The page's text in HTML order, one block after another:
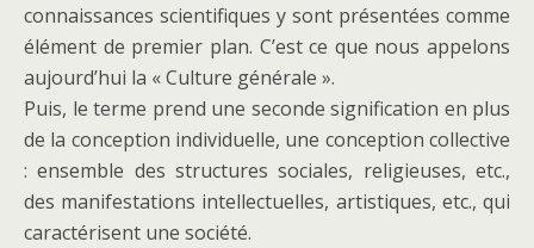
connaissances scientifiques y sont présentées comme
élément de premier plan. C’est ce que nous appelons
aujourd’hui la « Culture générale ».
Puis, le terme prend une seconde signification en plus
de la conception individuelle, une conception collective
: ensemble des structures sociales, religieuses, etc.,
des manifestations intellectuelles, artistiques, etc., qui
caractérisent une société.